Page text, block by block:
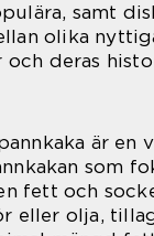
samt
olika
och deras
är en
som
fett och
eller olja,